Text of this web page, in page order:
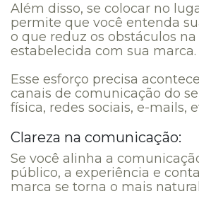
Além disso, se colocar no
permite que você entenda
o que reduz os obstáculos na
estabelecida com sua marca.
Esse esforço precisa
canais de comunicação do
física, redes sociais, e-mails,
Clareza na comunicação:
Se você alinha a
público, a experiência e
marca se torna o mais